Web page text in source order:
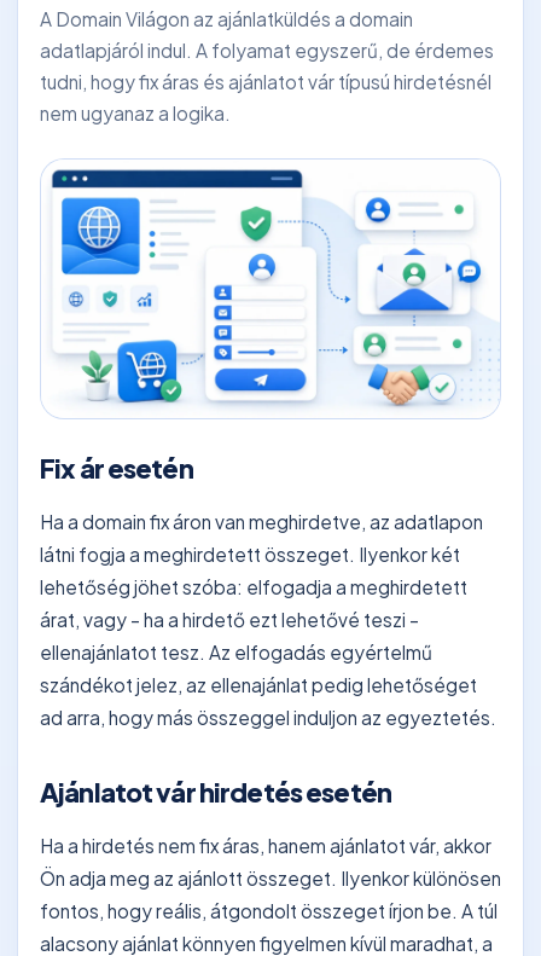
A Domain Világon az ajánlatküldés a domain
adatlapjáról indul. A folyamat egyszerű, de érdemes
tudni, hogy fix áras és ajánlatot vár típusú hirdetésnél
nem ugyanaz a logika.
Fix ár esetén
Ha a domain fix áron van meghirdetve, az adatlapon
látni fogja a meghirdetett összeget. Ilyenkor két
lehetőség jöhet szóba: elfogadja a meghirdetett
árat, vagy – ha a hirdető ezt lehetővé teszi –
ellenajánlatot tesz. Az elfogadás egyértelmű
szándékot jelez, az ellenajánlat pedig lehetőséget
ad arra, hogy más összeggel induljon az egyeztetés.
Ajánlatot vár hirdetés esetén
Ha a hirdetés nem fix áras, hanem ajánlatot vár, akkor
Ön adja meg az ajánlott összeget. Ilyenkor különösen
fontos, hogy reális, átgondolt összeget írjon be. A túl
alacsony ajánlat könnyen figyelmen kívül maradhat, a